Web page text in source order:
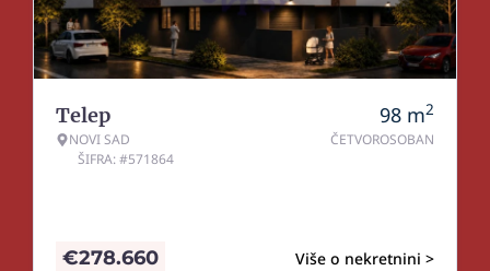
Telep
NOVI SAD
ŠIFRA: #571864
98 m2
ČETVOROSOBAN
Više o nekretnini >
€278.660